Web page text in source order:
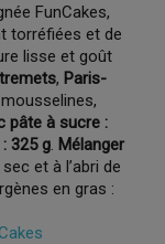
FunCakes,
torréfiées et de
lisse et goût
, Paris-
pâte à sucre :
325 g. Mélanger
et à l’abri de
en gras :